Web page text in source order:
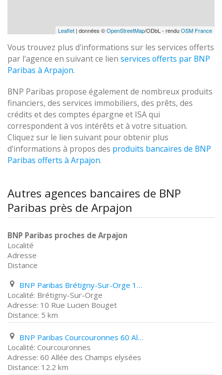
Leaflet | données ©OpenStreetMap/ODbL - renduOSM France
Vous trouvez plus d'informations sur les services offerts
par l'agence en suivant ce lien services offerts par BNP
Paribas à Arpajon.
BNP Paribas propose également de nombreux produits
financiers, des services immobiliers, des prêts, des
crédits et des comptes épargne et ISA qui
correspondent à vos intérêts et à votre situation.
Cliquez sur le lien suivant pour obtenir plus
d'informations à propos des produits bancaires de BNP
Paribas offerts à Arpajon.
Autres agences bancaires de BNP
Paribas près de Arpajon
BNP Paribas proches de Arpajon
Localité
Adresse
Distance
BNP Paribas Brétigny-Sur-Orge 10 Rue Lucien Bouget
Brétigny-Sur-Orge
10 Rue Lucien Bouget
5 km
BNP Paribas Courcouronnes 60 Allée des Champs elysées
Courcouronnes
60 Allée des Champs elysées
12.2 km